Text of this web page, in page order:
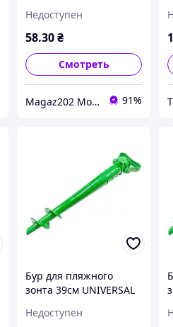
Недоступен
58.30₴
Смотреть
Magaz202 Мото-Вело-Бензо Запчасти 91%
Бур для пляжного
зонта 39см UNIVERSAL
Недоступен